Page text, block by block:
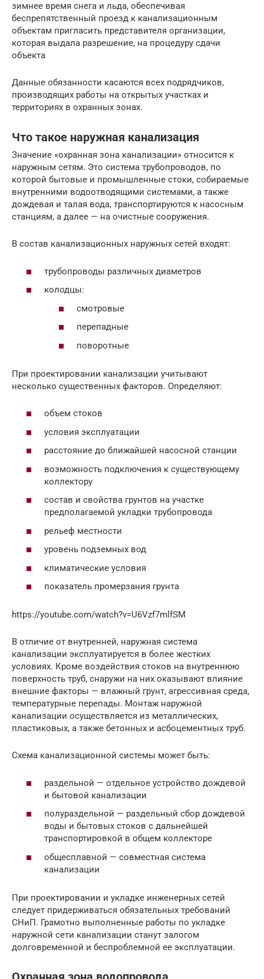
зимнее время снега и льда, обеспечивая
беспрепятственный проезд к канализационным
объектам пригласить представителя организации,
которая выдала разрешение, на процедуру сдачи
объекта
Данные обязанности касаются всех подрядчиков,
производящих работы на открытых участках и
территориях в охранных зонах.
Что такое наружная канализация
Значение «охранная зона канализации» относится к
наружным сетям. Это система трубопроводов, по
которой бытовые и промышленные стоки, собираемые
внутренними водоотводящими системами, а также
дождевая и талая вода, транспортируются к насосным
станциям, а далее — на очистные сооружения.
В состав канализационных наружных сетей входят:
трубопроводы различных диаметров
колодцы:
смотровые
перепадные
поворотные
При проектировании канализации учитывают
несколько существенных факторов. Определяют:
объем стоков
условия эксплуатации
расстояние до ближайшей насосной станции
возможность подключения к существующему
коллектору
состав и свойства грунтов на участке
предполагаемой укладки трубопровода
рельеф местности
уровень подземных вод
климатические условия
показатель промерзания грунта
https://youtube.com/watch?v=U6Vzf7mlfSM
В отличие от внутренней, наружная система
канализации эксплуатируется в более жестких
условиях. Кроме воздействия стоков на внутреннюю
поверхность труб, снаружи на них оказывают влияние
внешние факторы — влажный грунт, агрессивная среда,
температурные перепады. Монтаж наружной
канализации осуществляется из металлических,
пластиковых, а также бетонных и асбоцементных труб.
Схема канализационной системы может быть:
раздельной — отдельное устройство дождевой
и бытовой канализации
полураздельной — раздельный сбор дождевой
воды и бытовых стоков с дальнейшей
транспортировкой в общем коллекторе
общесплавной — совместная система
канализации
При проектировании и укладке инженерных сетей
следует придерживаться обязательных требований
СНиП. Грамотно выполненные работы по укладке
наружной сети канализации станут залогом
долговременной и беспроблемной ее эксплуатации.